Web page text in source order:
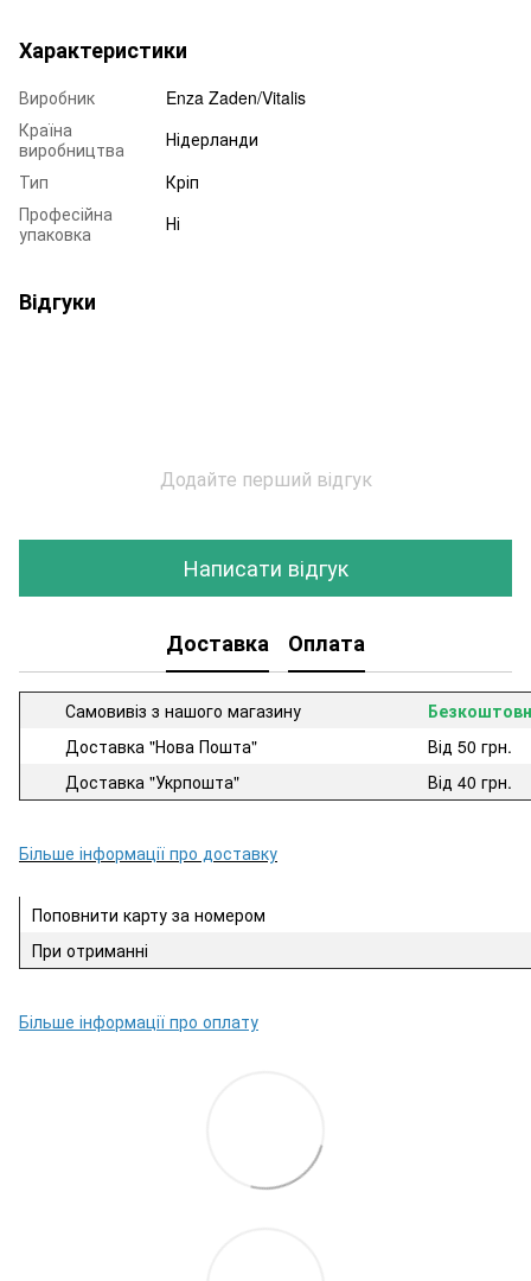
Характеристики
Виробник
Enza Zaden/Vitalis
Країна
виробництва
Нідерланди
Тип
Кріп
Професійна
упаковка
Ні
Відгуки
Додайте перший відгук
Написати відгук
Доставка Оплата
Самовивіз з нашого магазину
Доставка "Нова Пошта"
Від 50 грн.
Доставка "Укрпошта"
Від 40 грн.
Більше інформації про доставку
Поповнити карту за номером
При отриманні
Більше інформації про оплату